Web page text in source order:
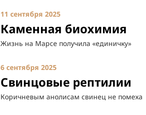
11 сентября 2025
Каменная биохимия
Жизнь на Марсе получила «единичку»
6 сентября 2025
Свинцовые рептилии
Коричневым анолисам свинец не помеха